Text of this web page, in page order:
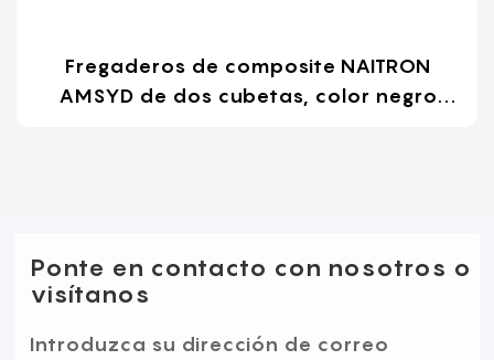
Fregaderos de composite NAITRON
AMSYD de dos cubetas, color negro
Ponte en contacto con nosotros o
visítanos
Introduzca su dirección de correo